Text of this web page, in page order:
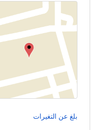
بلغ عن التغيرات